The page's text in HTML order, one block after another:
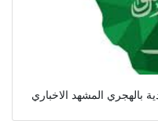
بالهجري المشهد الاخباري